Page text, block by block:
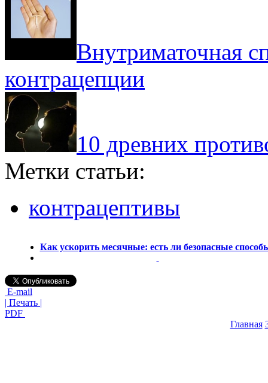
Внутриматочная
контрацепции
10 древних
Метки статьи:
контрацептивы
Как ускорить месячные: есть ли безопасные
E-mail
| Печать |
PDF
Главная